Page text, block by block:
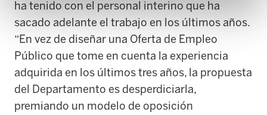
ha tenido con el personal interino que ha
sacado adelante el trabajo en los últimos años.
“En vez de diseñar una Oferta de Empleo
Público que tome en cuenta la experiencia
adquirida en los últimos tres años, la propuesta
del Departamento es desperdiciarla,
premiando un modelo de oposición